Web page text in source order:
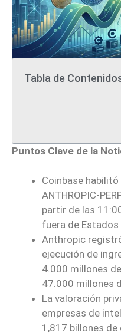
Tabla de
Puntos Clave de la
Coinbase habilitó
ANTHROPIC-
partir de las
fuera de Estados
Anthropic
ejecución de
4.000 millones
47.000 millones
La valoración
empresas de
1,817 billones